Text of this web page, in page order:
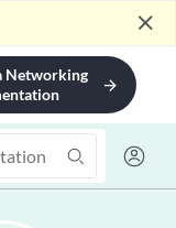
close
Networking
arrow_forward